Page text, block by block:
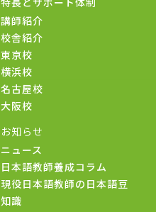
講師紹介
校舎紹介
東京校
横浜校
名古屋校
大阪校
お知らせ
ニュース
日本語教師養成コラム
現役日本語教師の日本語豆
知識